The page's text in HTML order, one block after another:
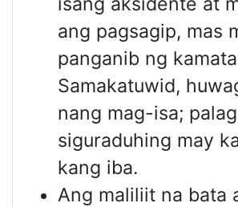
ang pagsagip, mas
panganib ng
Samakatuwid,
nang mag-isa;
siguraduhing may
kang iba.
Ang maliliit na bata